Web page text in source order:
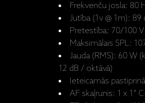
Frekvenču josla: 80
Jutība (1v @ 1m): 89
Pretestība: 70/100 V
Maksimālais SPL:
Jauda (RMS): 60 W
12 dB / oktāvā)
Ieteicamās
AF skaļrunis: 1 x 1”